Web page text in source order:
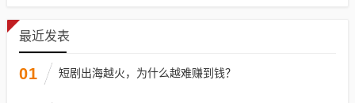
最近发表
01 短剧出海越火，为什么越难赚到钱？